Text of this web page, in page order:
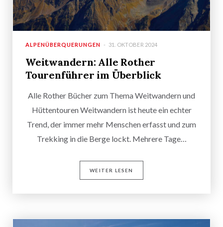
ALPENÜBERQUERUNGEN 31. OKTOBER 2024
Weitwandern: Alle Rother
Tourenführer im Überblick
Alle Rother Bücher zum Thema Weitwandern und
Hüttentouren Weitwandern ist heute ein echter
Trend, der immer mehr Menschen erfasst und zum
Trekking in die Berge lockt. Mehrere Tage…
WEITER LESEN